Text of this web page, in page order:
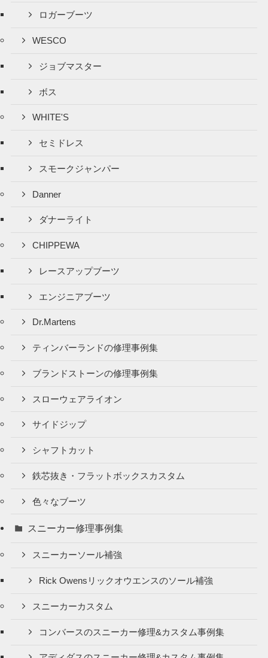
ロガーブーツ
WESCO
ジョブマスター
ボス
WHITE'S
セミドレス
スモークジャンパー
Danner
ダナーライト
CHIPPEWA
レースアップブーツ
エンジニアブーツ
Dr.Martens
ティンバーランドの修理事例集
ブランドストーンの修理事例集
スローウェアライオン
サイドジップ
シャフトカット
鉄芯抜き・フラットボックスカスタム
色々なブーツ
スニーカー修理事例集
スニーカーソール補強
Rick Owensリックオウエンスのソール補強
スニーカーカスタム
コンバースのスニーカー修理&カスタム事例集